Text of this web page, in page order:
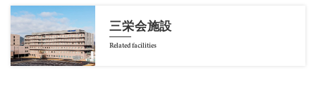
三栄会施設
Related facilities